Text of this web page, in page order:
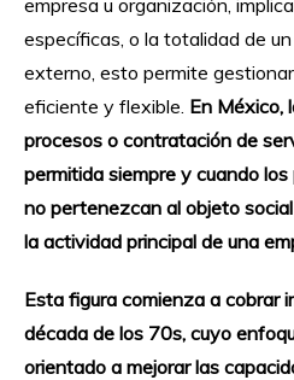
específicas, o la totalidad de
externo, esto permite
eficiente y flexible. En México,
procesos o contratación de
permitida siempre y cuando
no pertenezcan al objeto
la actividad principal de una
Esta figura comienza a cobrar
década de los 70s, cuyo
orientado a mejorar las